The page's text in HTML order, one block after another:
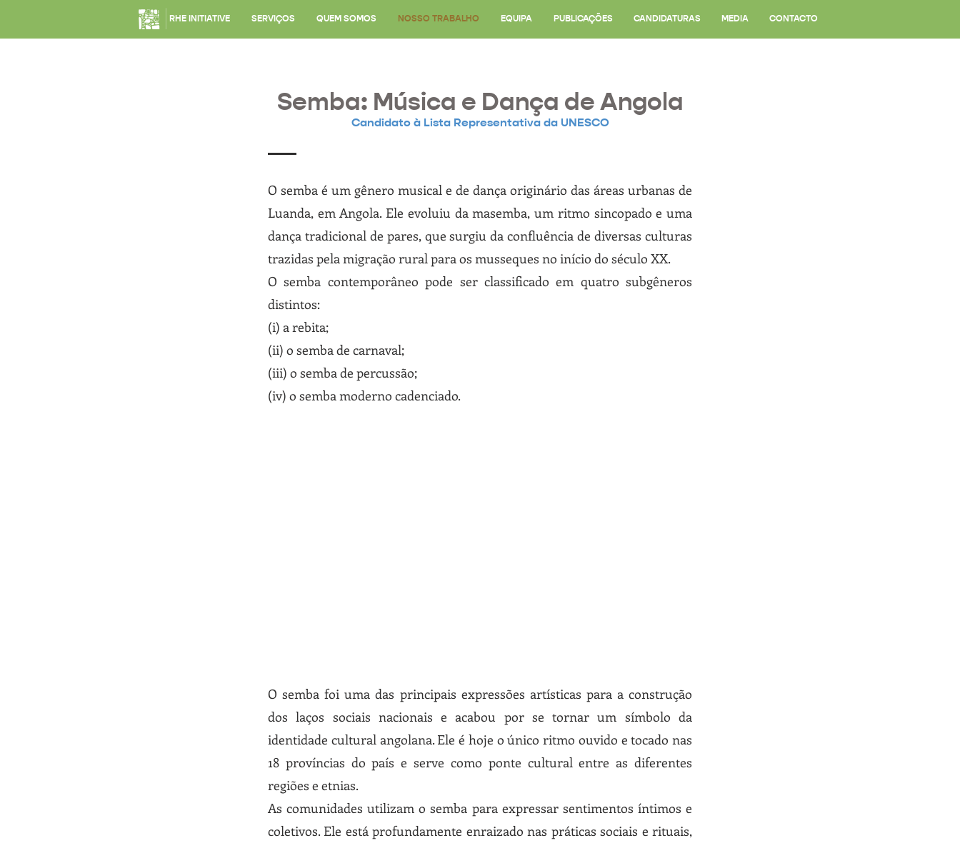
RHE INITIATIVE SERVIÇOS QUEM SOMOS NOSSO TRABALHO EQUIPA PUBLICAÇÕES CANDIDATURAS MEDIA CONTACTO
Semba: Música e Dança de Angola
Candidato à Lista Representativa da UNESCO
O semba é um gênero musical e de dança originário das áreas urbanas de
Luanda, em Angola. Ele evoluiu da masemba, um ritmo sincopado e uma
dança tradicional de pares, que surgiu da confluência de diversas culturas
trazidas pela migração rural para os musseques no início do século XX.
O semba contemporâneo pode ser classificado em quatro subgêneros
distintos:
(i) a rebita;
(ii) o semba de carnaval;
(iii) o semba de percussão;
(iv) o semba moderno cadenciado.
O semba foi uma das principais expressões artísticas para a construção
dos laços sociais nacionais e acabou por se tornar um símbolo da
identidade cultural angolana. Ele é hoje o único ritmo ouvido e tocado nas
18 províncias do país e serve como ponte cultural entre as diferentes
regiões e etnias.
As comunidades utilizam o semba para expressar sentimentos íntimos e
coletivos. Ele está profundamente enraizado nas práticas sociais e rituais,